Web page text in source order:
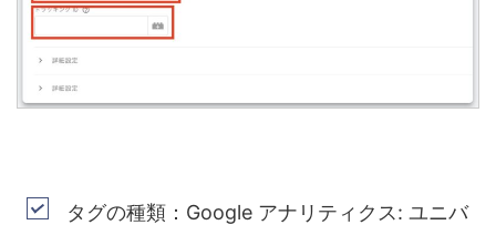
タグの種類： Google アナリティクス: ユニバ